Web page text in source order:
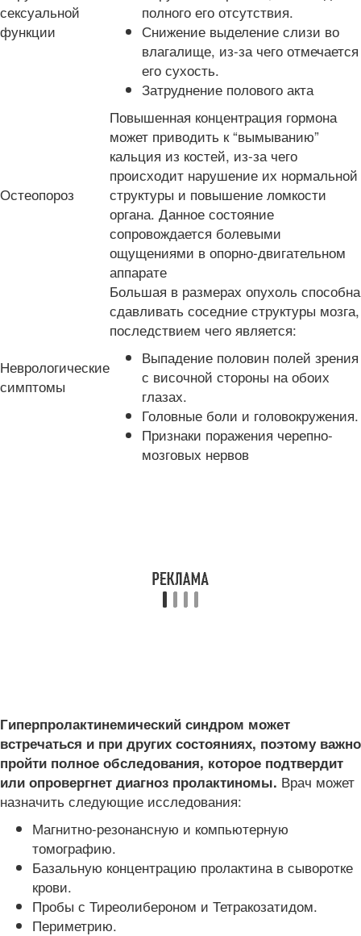
сексуальной
функции
полного его отсутствия.
Снижение выделение слизи во
влагалище, из-за чего отмечается
его сухость.
Затруднение полового акта
Остеопороз
Повышенная концентрация гормона
может приводить к “вымыванию”
кальция из костей, из-за чего
происходит нарушение их нормальной
структуры и повышение ломкости
органа. Данное состояние
сопровождается болевыми
ощущениями в опорно-двигательном
аппарате
Неврологические
симптомы
Большая в размерах опухоль способна
сдавливать соседние структуры мозга,
последствием чего является:
Выпадение половин полей зрения
с височной стороны на обоих
глазах.
Головные боли и головокружения.
Признаки поражения черепно-
мозговых нервов
Гиперпролактинемический синдром может
встречаться и при других состояниях, поэтому важно
пройти полное обследования, которое подтвердит
или опровергнет диагноз пролактиномы. Врач может
назначить следующие исследования:
Магнитно-резонансную и компьютерную
томографию.
Базальную концентрацию пролактина в сыворотке
крови.
Пробы с Тиреолибероном и Тетракозатидом.
Периметрию.